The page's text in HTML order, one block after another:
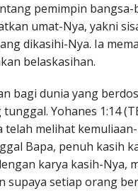
pemimpin
umat-Nya, yakni
dikasihi-Nya. Ia
belaskasihan.
bagi dunia yang
Yohanes 1:14
melihat
Bapa, penuh kasih
karya kasih-Nya,
supaya setiap orang